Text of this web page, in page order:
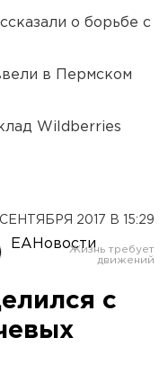
о борьбе с
в Пермском
Wildberries
СЕНТЯБРЯ 2017 В 15:29
ЕАНовости
с